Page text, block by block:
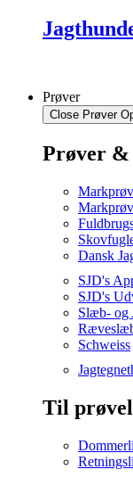
Prøver
Close Prøver
Prøver
Dansk
SJD's
SJD's
Slæb- og
Schweiss
Til